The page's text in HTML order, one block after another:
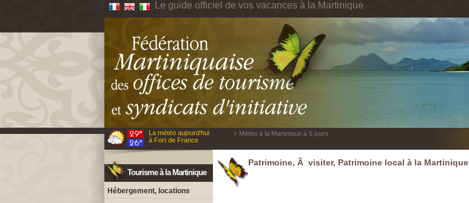
Le guide officiel de vos vacances à la Martinique
La météo aujourd'hui
à Fort de France
> Météo à la Martinique à 5 jours
Tourisme à la Martinique
Hébergement, locations
Patrimoine, Ã visiter, Patrimoine local à la Martinique